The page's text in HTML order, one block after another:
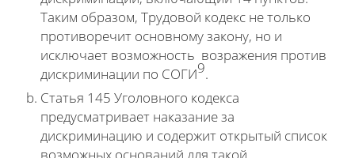
Таким образом, Трудовой кодекс не только
противоречит основному закону, но и
исключает возможность возражения против
дискриминации по СОГИ9.
Статья 145 Уголовного кодекса
предусматривает наказание за
дискриминацию и содержит открытый список